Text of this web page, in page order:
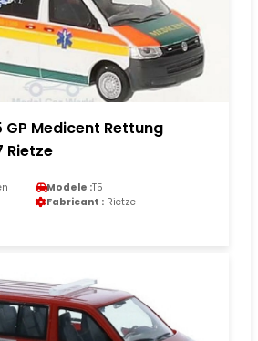
GP Medicent Rettung
Rietze
Modele :T5
Fabricant : Rietze